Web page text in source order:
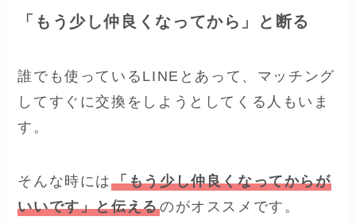
「もう少し仲良くなってから」と断る
誰でも使っているLINEとあって、マッチング
してすぐに交換をしようとしてくる人もいま
す。
そんな時には「もう少し仲良くなってからが
いいです」と伝えるのがオススメです。